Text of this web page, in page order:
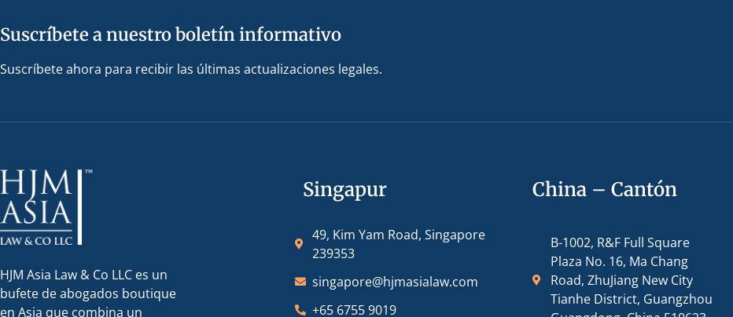
Suscríbete a nuestro boletín informativo
Suscríbete ahora para recibir las últimas actualizaciones legales.
HJM Asia Law & Co LLC es un
bufete de abogados boutique
en Asia que combina un
Singapur
49, Kim Yam Road, Singapore
239353
singapore@hjmasialaw.com
+65 6755 9019
China – Cantón
B-1002, R&F Full Square
Plaza No. 16, Ma Chang
Road, ZhuJiang New City
Tianhe District, Guangzhou